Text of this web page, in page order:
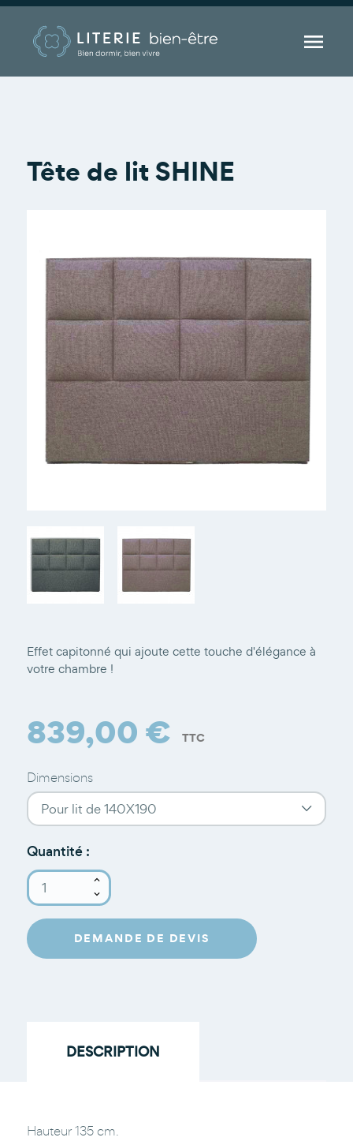

Tête de lit SHINE
Effet capitonné qui ajoute cette touche d'élégance à
votre chambre !
839,00 € TTC
Dimensions
Quantité :
DEMANDE DE DEVIS
DESCRIPTION
Hauteur 135 cm.